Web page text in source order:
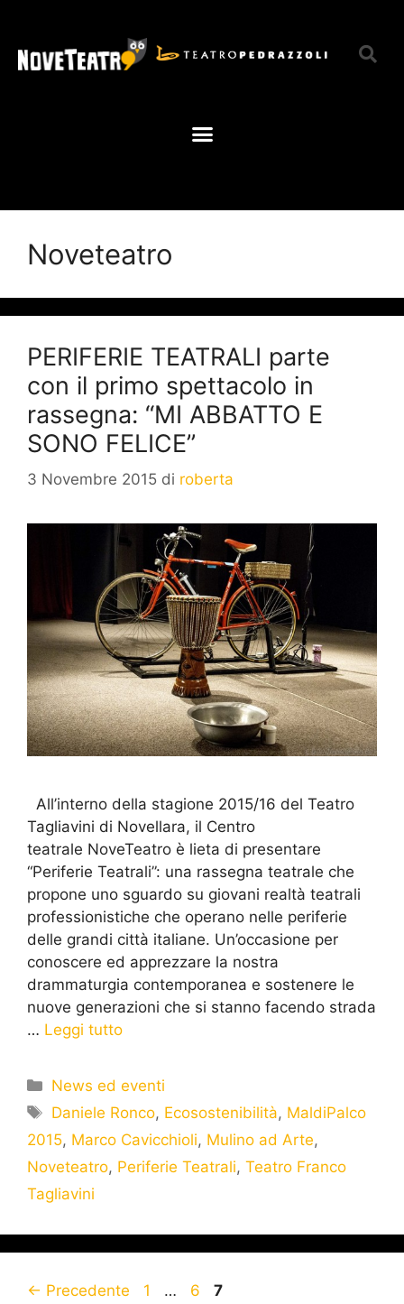
Noveteatro
PERIFERIE TEATRALI parte
con il primo spettacolo in
rassegna: “MI ABBATTO E
SONO FELICE”
3 Novembre 2015 di roberta
All’interno della stagione 2015/16 del Teatro
Tagliavini di Novellara, il Centro
teatrale NoveTeatro è lieta di presentare
“Periferie Teatrali”: una rassegna teatrale che
propone uno sguardo su giovani realtà teatrali
professionistiche che operano nelle periferie
delle grandi città italiane. Un’occasione per
conoscere ed apprezzare la nostra
drammaturgia contemporanea e sostenere le
nuove generazioni che si stanno facendo strada
… Leggi tutto
News ed eventi
Daniele Ronco, Ecosostenibilità, MaldiPalco
2015, Marco Cavicchioli, Mulino ad Arte,
Noveteatro, Periferie Teatrali, Teatro Franco
Tagliavini
← Precedente 1 … 6 7